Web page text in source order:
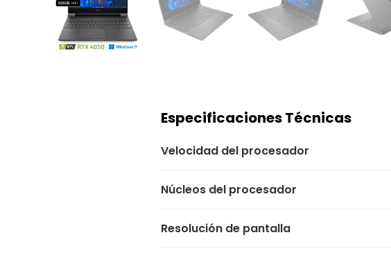
Especificaciones Técnicas
Velocidad del procesador
Núcleos del procesador
Resolución de pantalla